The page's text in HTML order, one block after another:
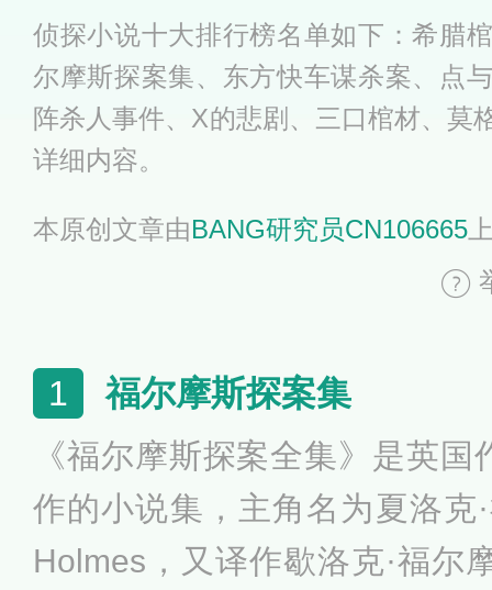
侦探小说十大排行榜名单如下：希腊
尔摩斯探案集、东方快车谋杀案、点
阵杀人事件、X的悲剧、三口棺材、莫
详细内容。
本原创文章由BANG研究员CN106665
1 福尔摩斯探案集
《福尔摩斯探案全集》是英国
作的小说集，主角名为夏洛克
Holmes，又译作歇洛克·福尔